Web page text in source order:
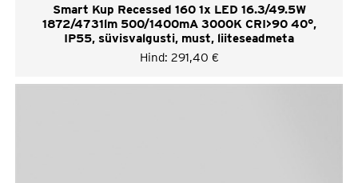
Smart Kup Recessed 160 1x LED 16.3/49.5W
1872/4731lm 500/1400mA 3000K CRI>90 40°,
IP55, süvisvalgusti, must, liiteseadmeta
Hind: 291,40 €